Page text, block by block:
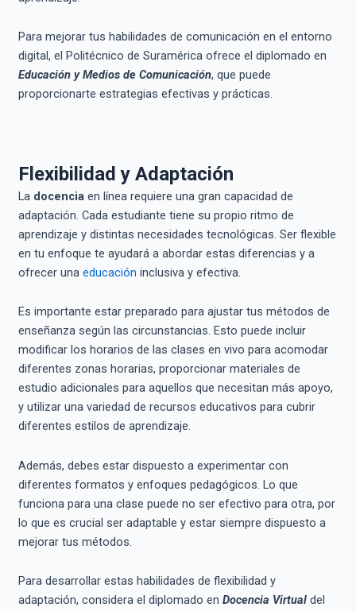
Para mejorar tus habilidades de comunicación en el entorno
digital, el Politécnico de Suramérica ofrece el diplomado en
Educación y Medios de Comunicación, que puede
proporcionarte estrategias efectivas y prácticas.
Flexibilidad y Adaptación
La docenciaen línea requiere una gran capacidad de
adaptación. Cada estudiante tiene su propio ritmo de
aprendizaje y distintas necesidades tecnológicas. Ser flexible
en tu enfoque te ayudará a abordar estas diferencias y a
ofrecer una educación inclusiva y efectiva.
Es importante estar preparado para ajustar tus métodos de
enseñanza según las circunstancias. Esto puede incluir
modificar los horarios de las clases en vivo para acomodar
diferentes zonas horarias, proporcionar materiales de
estudio adicionales para aquellos que necesitan más apoyo,
y utilizar una variedad de recursos educativos para cubrir
diferentes estilos de aprendizaje.
Además, debes estar dispuesto a experimentar con
diferentes formatos y enfoques pedagógicos. Lo que
funciona para una clase puede no ser efectivo para otra, por
lo que es crucial ser adaptable y estar siempre dispuesto a
mejorar tus métodos.
Para desarrollar estas habilidades de flexibilidad y
adaptación, considera el diplomado en Docencia Virtualdel